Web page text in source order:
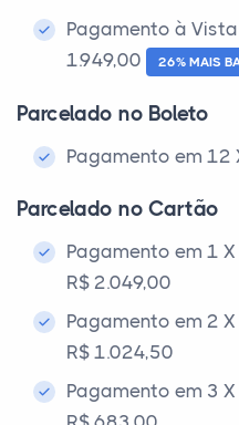
Pagamento à
1.949,00
26% MAIS
Parcelado no Boleto
Pagamento em 12
Parcelado no Cartão
Pagamento em 1
R$ 2.049,00
Pagamento em 2
R$ 1.024,50
Pagamento em 3